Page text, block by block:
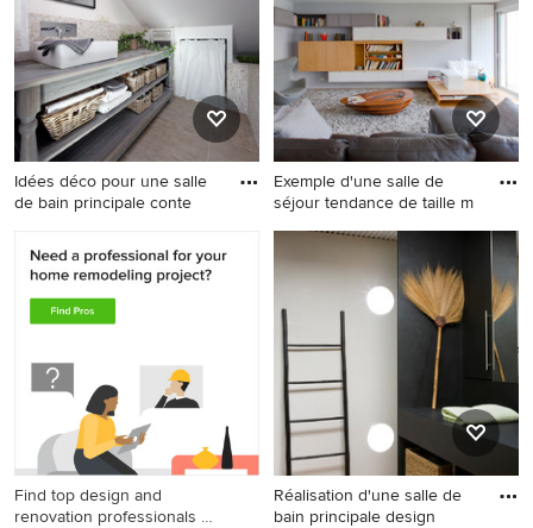
Idées déco pour une salle
de bain principale conte
Idées déco pour une salle de
bain principale
contemporaine en bois vieilli
de taille moyenne avec un
mosaïque, un mur blanc, un
sol en carrelage de
céramique, une vasque, un
plan de toilette en bois et un
plan de toilette gris.
Exemple d'une salle de
séjour tendance de taille m
Exemple d'une salle de
séjour tendance de taille
moyenne et fermée avec un
mur gris et parquet clair.
Find top design and
renovation professionals on
Réalisation d'une salle de
bain principale design